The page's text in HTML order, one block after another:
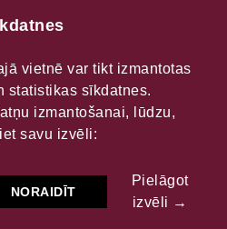
kultūras
vokālais
vietnē var tikt izmantotas
statistikas sīkdatnes.
izmantošanai, lūdzu,
savu izvēli:
NORAIDĪT
Pielāgot
izvēli →